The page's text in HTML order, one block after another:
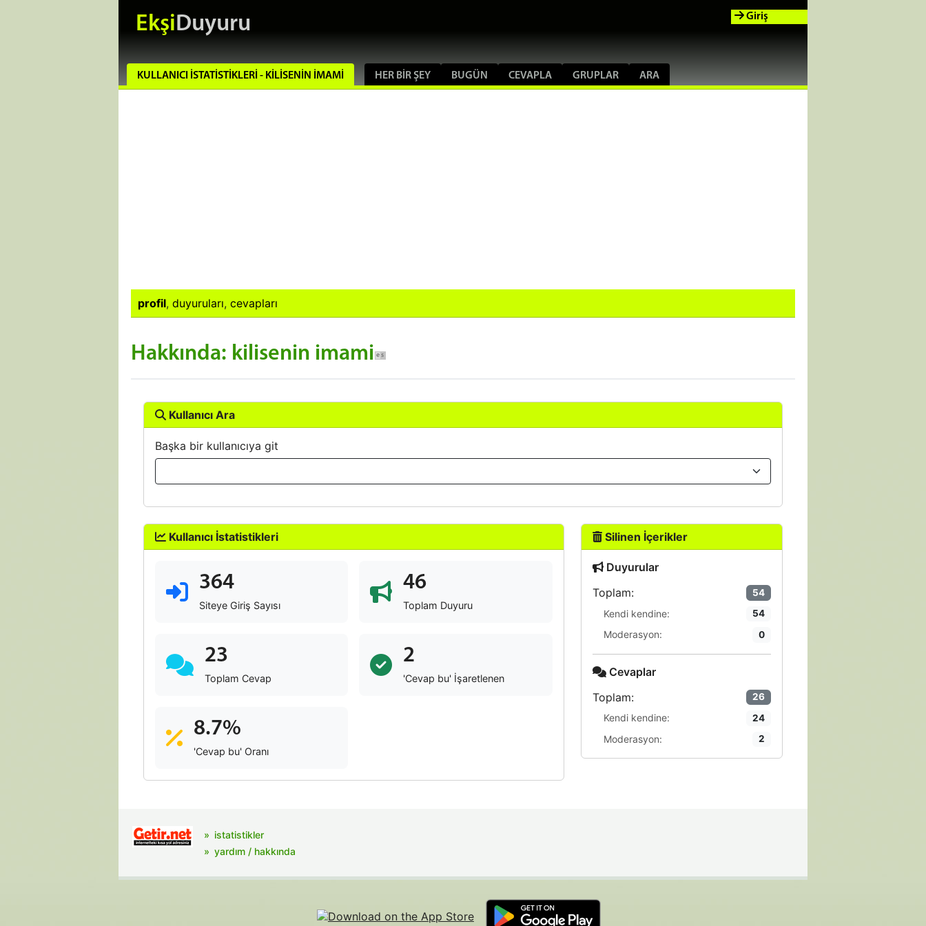
EkşiDuyuru
KULLANICI İSTATISTIKLERI - KILISENIN IMAMI HER BIR ŞEY BUGÜN CEVAPLA GRUPLAR ARA
Giriş
profil, duyuruları, cevapları
Hakkında: kilisenin imami
Kullanıcı Ara
Başka bir kullanıcıya git
Kullanıcı İstatistikleri
364
Siteye Giriş Sayısı
46
Toplam Duyuru
23
Toplam Cevap
2
'Cevap bu' İşaretlenen
8.7%
'Cevap bu' Oranı
Silinen İçerikler
Duyurular
Toplam:
54
Kendi kendine: 54
Moderasyon: 0
Cevaplar
Toplam:
26
Kendi kendine: 24
Moderasyon: 2
istatistikler
yardım / hakkında